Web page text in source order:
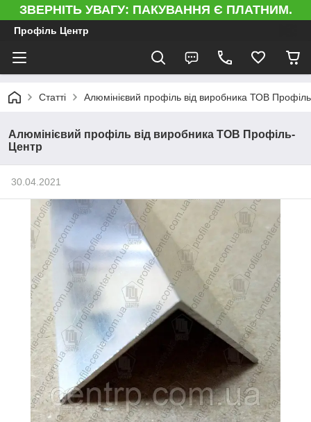
ЗВЕРНІТЬ УВАГУ: ПАКУВАННЯ Є ПЛАТНИМ.
Профіль Центр
Статті Алюмінієвий профіль від виробника ТОВ
Алюмінієвий профіль від виробника ТОВ Профіль-
Центр
30.04.2021